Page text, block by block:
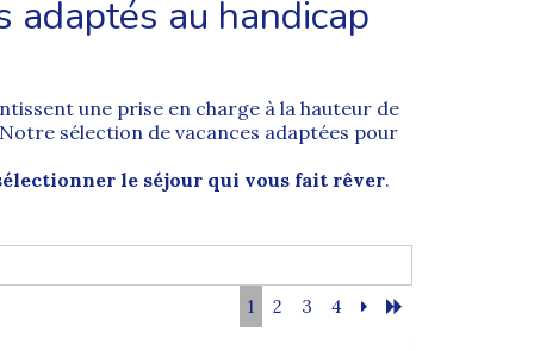
adaptés au handicap
une prise en charge à la hauteur de
sélection de vacances adaptées pour
le séjour qui vous fait rêver.
d'une nouvelle région de France
à la montagne, en pleine nature ou au
ou psychique. Nos
vacances adaptées
1 2 3 4